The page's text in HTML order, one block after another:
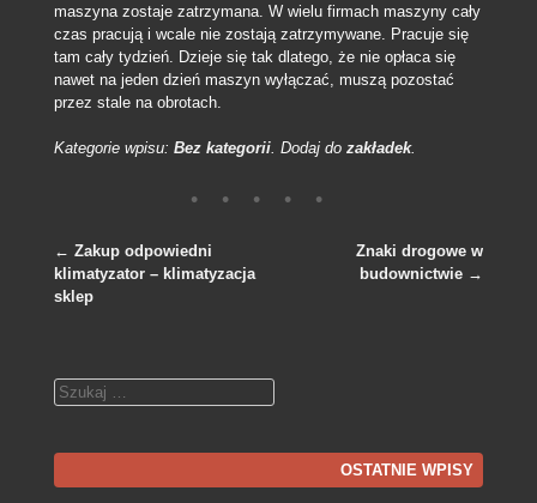
maszyna zostaje zatrzymana. W wielu firmach maszyny cały
czas pracują i wcale nie zostają zatrzymywane. Pracuje się
tam cały tydzień. Dzieje się tak dlatego, że nie opłaca się
nawet na jeden dzień maszyn wyłączać, muszą pozostać
przez stale na obrotach.
Kategorie wpisu: Bez kategorii. Dodaj do zakładek.
Nawigacja po wpisach
← Zakup odpowiedni
klimatyzator – klimatyzacja
sklep
Znaki drogowe w
budownictwie →
Szukaj
OSTATNIE WPISY